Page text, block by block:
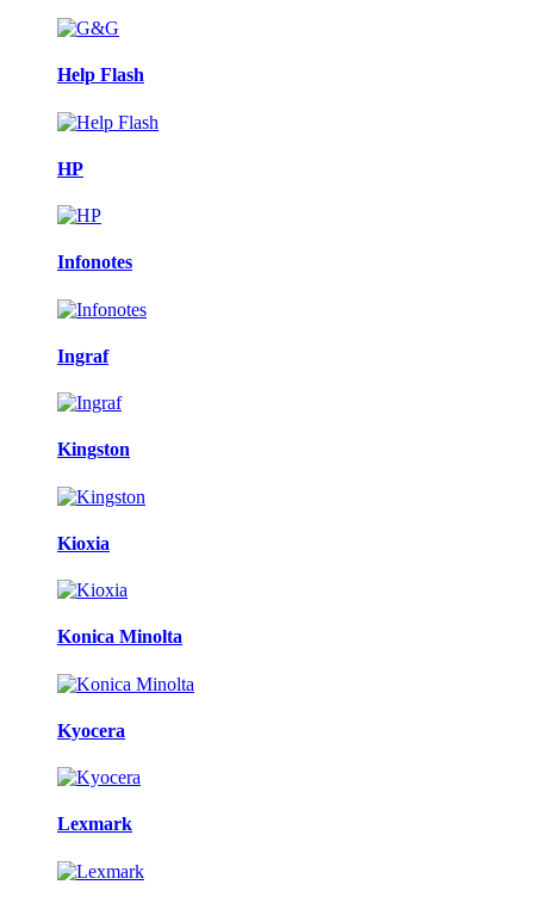
Help Flash
HP
Infonotes
Ingraf
Kingston
Kioxia
Konica Minolta
Kyocera
Lexmark